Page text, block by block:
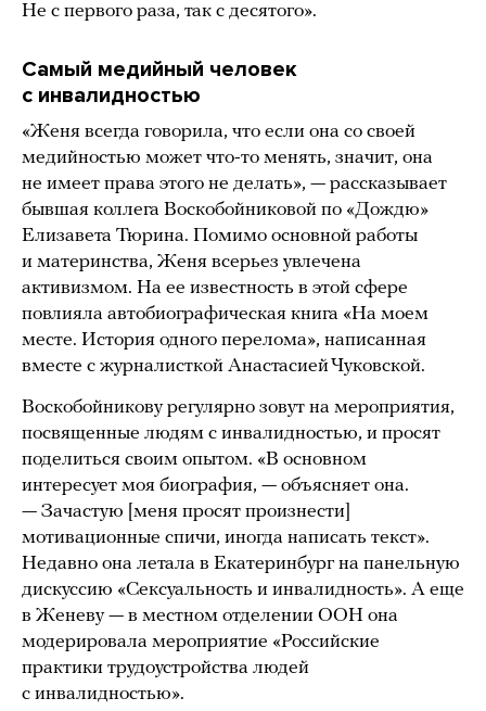
Не с первого раза, так с десятого».
Самый медийный человек
с инвалидностью
«Женя всегда говорила, что если она со своей
медийностью может что-то менять, значит, она
не имеет права этого не делать», — рассказывает
бывшая коллега Воскобойниковой по «Дождю»
Елизавета Тюрина. Помимо основной работы
и материнства, Женя всерьез увлечена
активизмом. На ее известность в этой сфере
повлияла автобиографическая книга «На моем
месте. История одного перелома», написанная
вместе с журналисткой Анастасией Чуковской.
Воскобойникову регулярно зовут на мероприятия,
посвященные людям с инвалидностью, и просят
поделиться своим опытом. «В основном
интересует моя биография, — объясняет она.
— Зачастую [меня просят произнести]
мотивационные спичи, иногда написать текст».
Недавно она летала в Екатеринбург на панельную
дискуссию «Сексуальность и инвалидность». А еще
в Женеву — в местном отделении ООН она
модерировала мероприятие «Российские
практики трудоустройства людей
с инвалидностью».